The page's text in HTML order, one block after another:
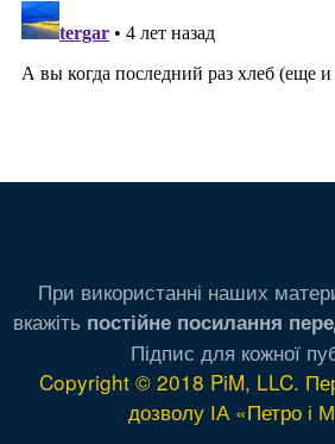
При використанні наших
вкажіть постійне посилання
Підпис для кожної
Copyright © 2018 PiM, LLC.
дозволу ІА «Петро і